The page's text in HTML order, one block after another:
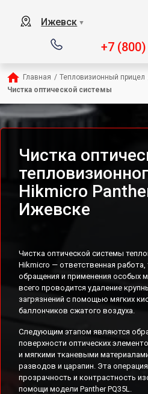
Ижевск ▼
+7
Главная / Тепловизионный прицел
Чистка оптической системы
Чистка
Hikmicro
Ижевске
Чистка оптической системы
Hikmicro — ответственная
обращения и применения особых
всего проводится удаление
загрязнений с помощью мягких
баллончиков сжатого воздуха.
Следующим этапом являются
поверхности оптических
и мягкими тканевыми
разводов и царапин. Эта
прозрачность и контрастность
помощи модели Panther PQ35L.